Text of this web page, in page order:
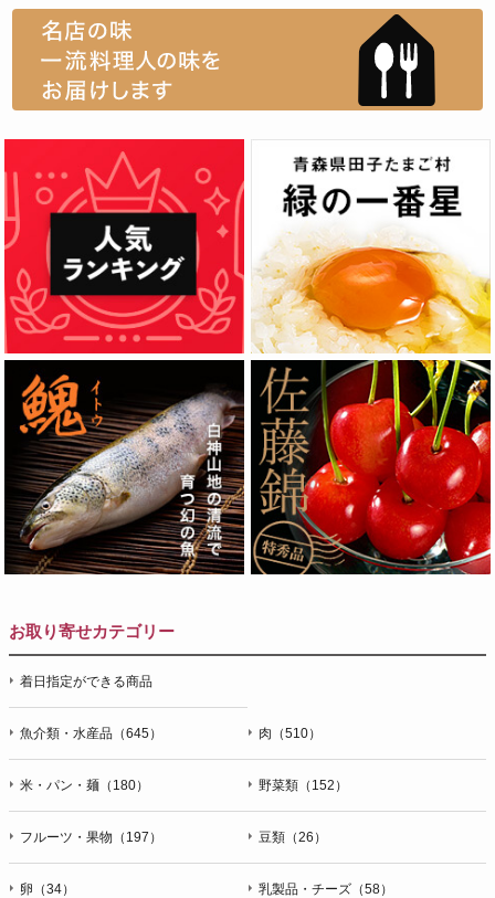
お取り寄せカテゴリー
着日指定ができる商品
魚介類・水産品（645） 肉（510）
米・パン・麺（180） 野菜類（152）
フルーツ・果物（197） 豆類（26）
卵（34） 乳製品・チーズ（58）